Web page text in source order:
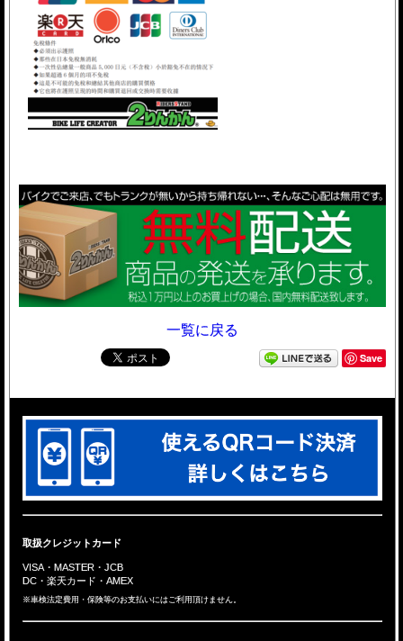
一覧に戻る
Save
取扱クレジットカード
VISA・MASTER・JCB
DC・楽天カード・AMEX
※車検法定費用・保険等のお支払いにはご利用頂けません。